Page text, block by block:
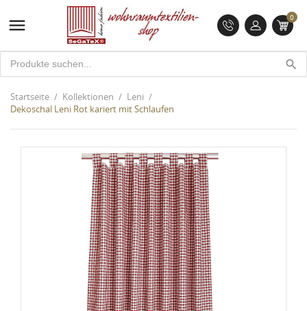
 0
search
Startseite Kollektionen
Leni
Dekoschal Leni Rot kariert mit Schlaufen